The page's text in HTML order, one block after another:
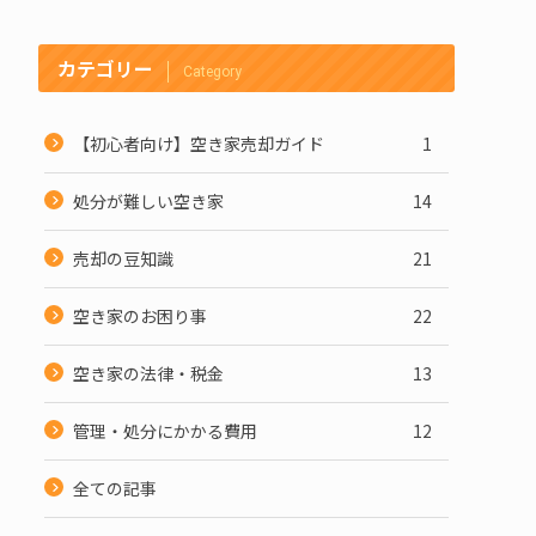
カテゴリー Category
【初心者向け】空き家売却ガイド 1
処分が難しい空き家 14
売却の豆知識 21
空き家のお困り事 22
空き家の法律・税金 13
管理・処分にかかる費用 12
全ての記事